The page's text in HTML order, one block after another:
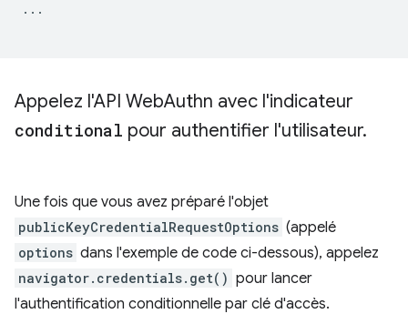
...
Appelez l'API WebAuthn avec l'indicateur
conditional pour authentifier l'utilisateur.
Une fois que vous avez préparé l'objet
publicKeyCredentialRequestOptions (appelé
options dans l'exemple de code ci-dessous), appelez
navigator.credentials.get() pour lancer
l'authentification conditionnelle par clé d'accès.